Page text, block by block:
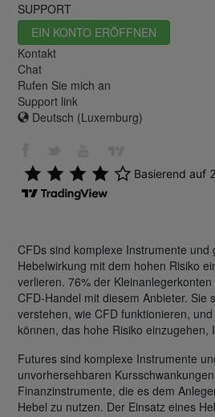
SUPPORT
EIN KONTO ERÖFFNEN
Kontakt
Chat
Rufen Sie mich an
Support link
Deutsch (Luxemburg)
CFDs sind komplexe Instrumente und
Hebelwirkung mit dem hohen Risiko
verlieren. 76% der
CFD-Handel mit diesem Anbieter. Sie
verstehen, wie CFD funktionieren,
können, das hohe Risiko einzugehen,
Futures sind komplexe Instrumente
unvorhersehbaren
Finanzinstrumente, die es dem
Hebel zu nutzen. Der Einsatz eines